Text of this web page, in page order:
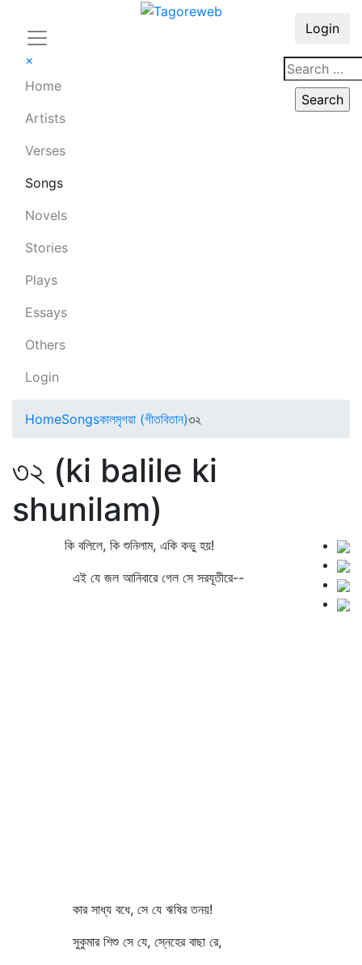
×
Home
Artists
Verses
Songs
Novels
Stories
Plays
Essays
Others
Login
Login
HomeSongsকালমৃগয়া (গীতবিতান)৩২
৩২ (ki balile ki
shunilam)
কি বলিলে, কি শুনিলাম, একি কভু হয়!
এই যে জল আনিবারে গেল সে সরযূতীরে--
কার সাধ্য বধে, সে যে ঋষির তনয়!
সুকুমার শিশু সে যে, স্নেহের বাছা রে,